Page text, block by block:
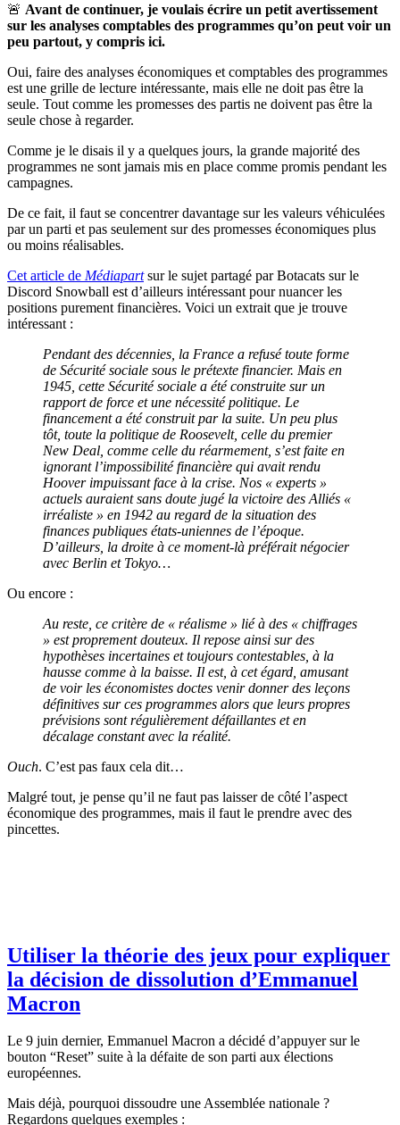
🚨 Avant de continuer, je voulais écrire un petit avertissement
sur les analyses comptables des programmes qu’on peut voir un
peu partout, y compris ici.
Oui, faire des analyses économiques et comptables des programmes
est une grille de lecture intéressante, mais elle ne doit pas être la
seule. Tout comme les promesses des partis ne doivent pas être la
seule chose à regarder.
Comme je le disais il y a quelques jours, la grande majorité des
programmes ne sont jamais mis en place comme promis pendant les
campagnes.
De ce fait, il faut se concentrer davantage sur les valeurs véhiculées
par un parti et pas seulement sur des promesses économiques plus
ou moins réalisables.
Cet article de Médiapartsur le sujet partagé par Botacats sur le
Discord Snowball est d’ailleurs intéressant pour nuancer les
positions purement financières. Voici un extrait que je trouve
intéressant :
Pendant des décennies, la France a refusé toute forme
de Sécurité sociale sous le prétexte financier. Mais en
1945, cette Sécurité sociale a été construite sur un
rapport de force et une nécessité politique. Le
financement a été construit par la suite. Un peu plus
tôt, toute la politique de Roosevelt, celle du premier
New Deal, comme celle du réarmement, s’est faite en
ignorant l’impossibilité financière qui avait rendu
Hoover impuissant face à la crise. Nos « experts »
actuels auraient sans doute jugé la victoire des Alliés «
irréaliste » en 1942 au regard de la situation des
finances publiques états-uniennes de l’époque.
D’ailleurs, la droite à ce moment-là préférait négocier
avec Berlin et Tokyo…
Ou encore :
Au reste, ce critère de « réalisme » lié à des « chiffrages
» est proprement douteux. Il repose ainsi sur des
hypothèses incertaines et toujours contestables, à la
hausse comme à la baisse. Il est, à cet égard, amusant
de voir les économistes doctes venir donner des leçons
définitives sur ces programmes alors que leurs propres
prévisions sont régulièrement défaillantes et en
décalage constant avec la réalité.
Ouch. C’est pas faux cela dit…
Malgré tout, je pense qu’il ne faut pas laisser de côté l’aspect
économique des programmes, mais il faut le prendre avec des
pincettes.
Utiliser la théorie des jeux pour expliquer
la décision de dissolution d’Emmanuel
Macron
Le 9 juin dernier, Emmanuel Macron a décidé d’appuyer sur le
bouton “Reset” suite à la défaite de son parti aux élections
européennes.
Mais déjà, pourquoi dissoudre une Assemblée nationale ?
Regardons quelques exemples :